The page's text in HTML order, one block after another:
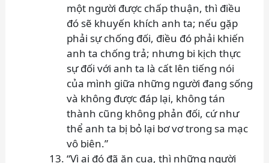
một người được chấp thuận, thì điều
đó sẽ khuyến khích anh ta; nếu gặp
phải sự chống đối, điều đó phải khiến
anh ta chống trả; nhưng bi kịch thực
sự đối với anh ta là cất lên tiếng nói
của mình giữa những người đang sống
và không được đáp lại, không tán
thành cũng không phản đối, cứ như
thể anh ta bị bỏ lại bơ vơ trong sa mạc
vô biên.”
“Vì ai đó đã ăn cua, thì những người